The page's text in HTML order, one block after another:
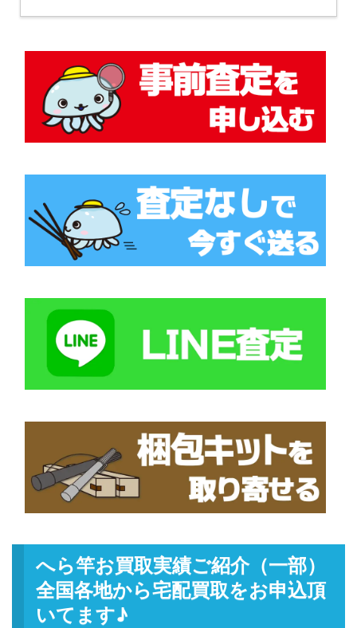
へら竿お買取実績ご紹介（一部）
全国各地から宅配買取をお申込頂
いてます♪